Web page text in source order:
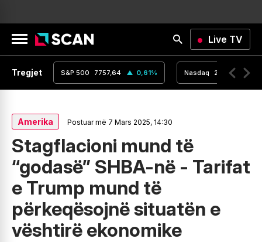
Live TV
Tregjet
0% S&P 500 7757,64 0,61% Nasdaq 26690,62
Amerika Postuar më 7 Mars 2025, 14:30
Stagflacioni mund të
“godasë” SHBA-në - Tarifat
e Trump mund të
përkeqësojnë situatën e
vështirë ekonomike